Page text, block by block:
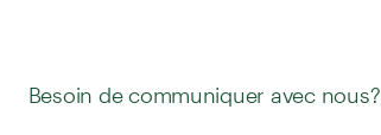
Besoin de communiquer avec nous?